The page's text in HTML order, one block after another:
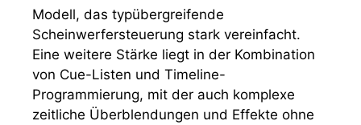
Modell, das typübergreifende
Scheinwerfersteuerung stark vereinfacht.
Eine weitere Stärke liegt in der Kombination
von Cue-Listen und Timeline-
Programmierung, mit der auch komplexe
zeitliche Überblendungen und Effekte ohne